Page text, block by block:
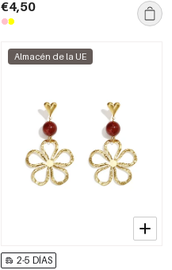
€4,50
Almacén de la UE
2-5 DÍAS